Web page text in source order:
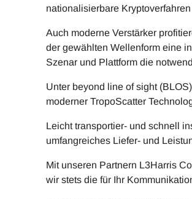
nationalisierbare
Auch moderne Verstärker
der gewählten Wellenform eine
Szenar und Plattform die
Unter beyond line of sight
moderner TropoScatter
Leicht transportier- und schnell
umfangreiches Liefer- und
Mit unseren Partnern L3Harris
wir stets die für Ihr